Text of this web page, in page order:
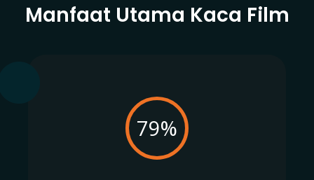
Manfaat Utama Kaca Film
79%